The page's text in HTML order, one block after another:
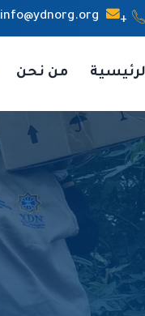
info@ydnorg.org
من نحن